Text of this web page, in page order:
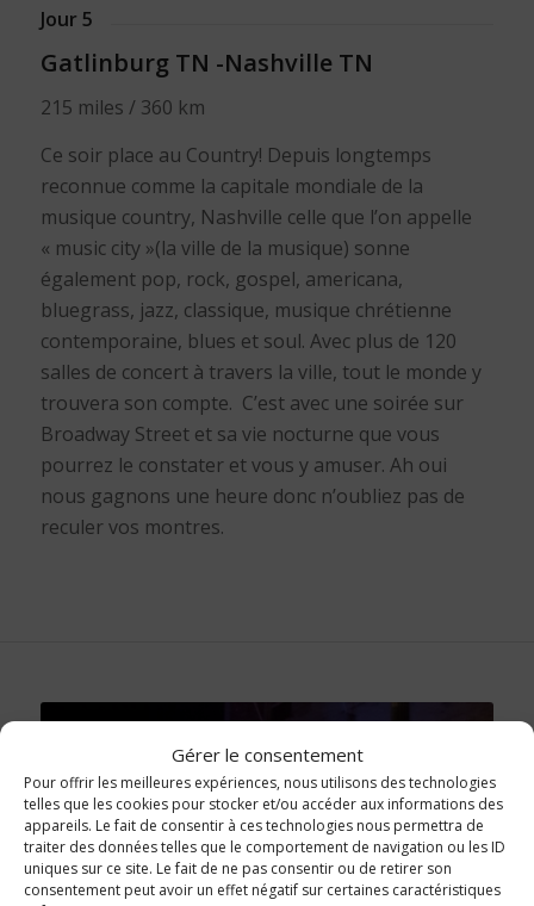
Gérer le consentement
Pour offrir les meilleures expériences, nous utilisons des technologies
telles que les cookies pour stocker et/ou accéder aux informations des
appareils. Le fait de consentir à ces technologies nous permettra de
traiter des données telles que le comportement de navigation ou les ID
uniques sur ce site. Le fait de ne pas consentir ou de retirer son
consentement peut avoir un effet négatif sur certaines caractéristiques
Jour 5
Gatlinburg TN -Nashville TN
215 miles / 360 km
Ce soir place au Country! Depuis longtemps
reconnue comme la capitale mondiale de la
musique country, Nashville celle que l’on appelle
« music city »(la ville de la musique) sonne
également pop, rock, gospel, americana,
bluegrass, jazz, classique, musique chrétienne
contemporaine, blues et soul. Avec plus de 120
salles de concert à travers la ville, tout le monde y
trouvera son compte. C’est avec une soirée sur
Broadway Street et sa vie nocturne que vous
pourrez le constater et vous y amuser. Ah oui
nous gagnons une heure donc n’oubliez pas de
reculer vos montres.